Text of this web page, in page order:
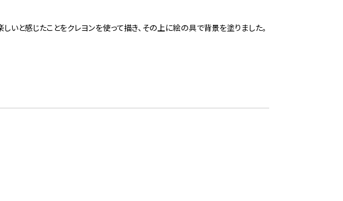
と感じたことをクレヨンを使って描き、その上に絵の具で背景を塗りました。